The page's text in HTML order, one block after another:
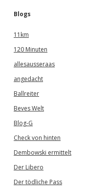
Blogs
11km
120 Minuten
allesausseraas
angedacht
Ballreiter
Beves Welt
Blog-G
Check von hinten
Dembowski ermittelt
Der Libero
Der tödliche Pass